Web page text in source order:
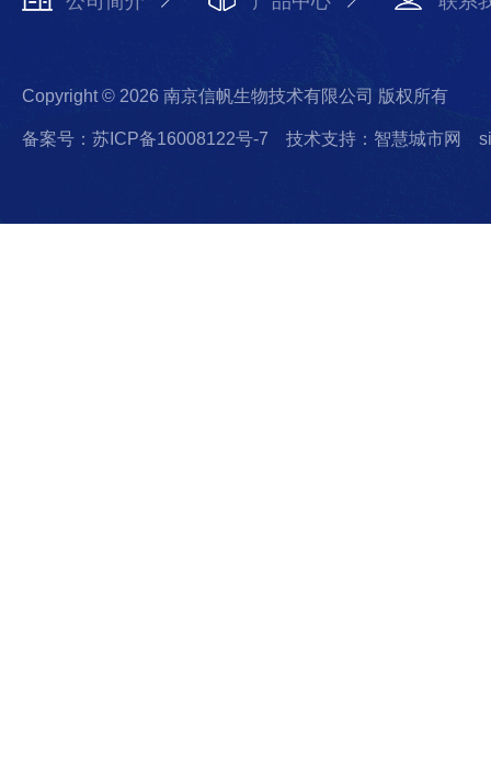
Copyright © 2026 南京信帆生物技术有限公司 版权所有
备案号：苏ICP备16008122号-7 技术支持：智慧城市网